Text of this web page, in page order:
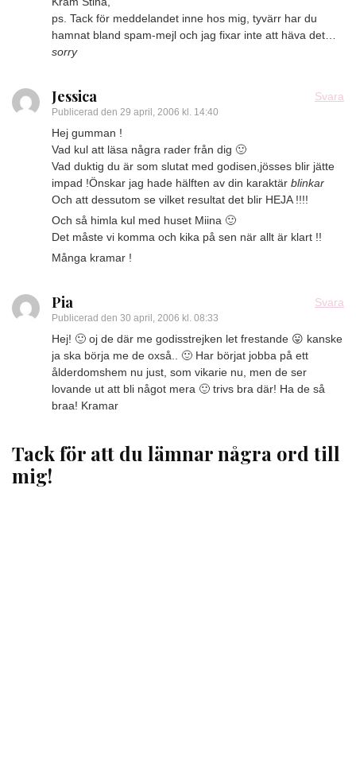
ps. Tack för meddelandet inne hos mig, tyvärr har du
hamnat bland spam-mejl och jag fixar inte att häva det…
sorry
Jessica
Publicerad den 29 april, 2006 kl. 14:40
Svara
Hej gumman !
Vad kul att läsa några rader från dig 🙂
Vad duktig du är som slutat med godisen,jösses blir jätte
impad !Önskar jag hade hälften av din karaktär blinkar
Och att dessutom se vilket resultat det blir HEJA !!!!
Och så himla kul med huset Miina 🙂
Det måste vi komma och kika på sen när allt är klart !!
Många kramar !
Pia
Publicerad den 30 april, 2006 kl. 08:33
Svara
Hej! 🙂 oj de där me godisstrejken let frestande 😛 kanske
ja ska börja me de oxså.. 🙂 Har börjat jobba på ett
ålderdomshem nu just, som vikarie nu, men de ser
lovande ut att bli något mera 🙂 trivs bra där! Ha de så
braa! Kramar
Tack för att du lämnar några ord till
mig!